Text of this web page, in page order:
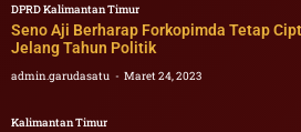
DPRD Kalimantan Timur
Seno Aji Berharap Forkopimda Tetap
Jelang Tahun Politik
admin.garudasatu Maret 24, 2023
Kalimantan Timur